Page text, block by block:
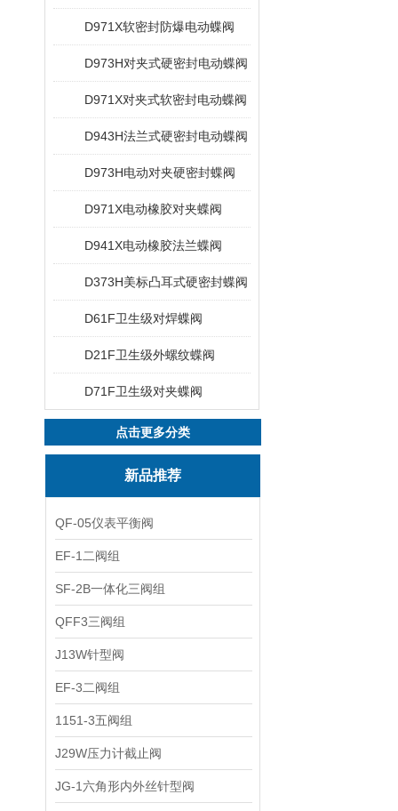
D971X软密封防爆电动蝶阀
D973H对夹式硬密封电动蝶阀
D971X对夹式软密封电动蝶阀
D943H法兰式硬密封电动蝶阀
D973H电动对夹硬密封蝶阀
D971X电动橡胶对夹蝶阀
D941X电动橡胶法兰蝶阀
D373H美标凸耳式硬密封蝶阀
D61F卫生级对焊蝶阀
D21F卫生级外螺纹蝶阀
D71F卫生级对夹蝶阀
点击更多分类
新品推荐
QF-05仪表平衡阀
EF-1二阀组
SF-2B一体化三阀组
QFF3三阀组
J13W针型阀
EF-3二阀组
1151-3五阀组
J29W压力计截止阀
JG-1六角形内外丝针型阀